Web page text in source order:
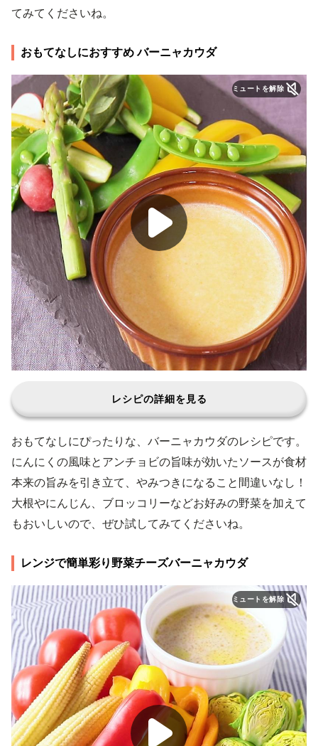
てみてくださいね。
おもてなしにおすすめ バーニャカウダ
ミュートを解除
レシピの詳細を見る
おもてなしにぴったりな、バーニャカウダのレシピです。
にんにくの風味とアンチョビの旨味が効いたソースが食材
本来の旨みを引き立て、やみつきになること間違いなし！
大根やにんじん、ブロッコリーなどお好みの野菜を加えて
もおいしいので、ぜひ試してみてくださいね。
レンジで簡単彩り野菜チーズバーニャカウダ
ミュートを解除